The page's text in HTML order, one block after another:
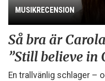
MUSIKRECENSION
Så bra är
”Still believe in
En trallvänlig schlager –